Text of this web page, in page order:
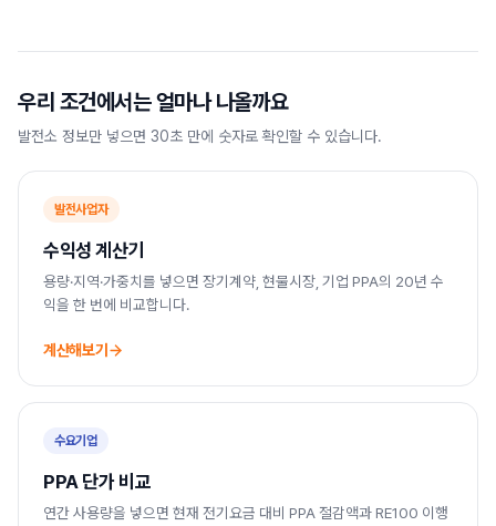
우리 조건에서는 얼마나 나올까요
발전소 정보만 넣으면 30초 만에 숫자로 확인할 수 있습니다.
발전사업자
수익성 계산기
용량·지역·가중치를 넣으면 장기계약, 현물시장, 기업 PPA의 20년 수
익을 한 번에 비교합니다.
계산해보기
수요기업
PPA 단가 비교
연간 사용량을 넣으면 현재 전기요금 대비 PPA 절감액과 RE100 이행